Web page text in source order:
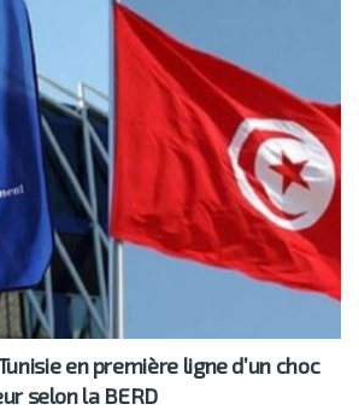
en première ligne d’un choc
selon la BERD